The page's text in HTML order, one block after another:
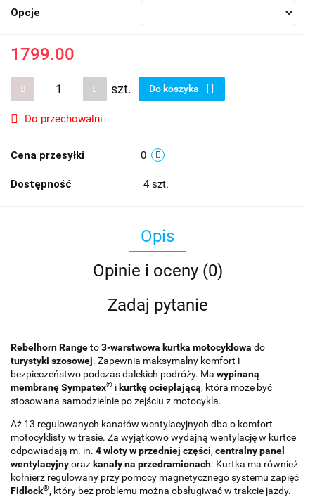
Opcje
1799.00
szt. Do koszyka
Do przechowalni
Cena przesyłki 0
Dostępność 4 szt.
Opis
Opinie i oceny (0)
Zadaj pytanie
Rebelhorn Rangeto3-warstwowa kurtka motocyklowa do
turystyki szosowej. Zapewnia maksymalny komfort i
bezpieczeństwo podczas dalekich podróży. Ma wypinaną
membranę Sympatex® i kurtkę ocieplającą, która może być
stosowana samodzielnie po zejściu z motocykla.
Aż 13 regulowanych kanałów wentylacyjnych dba o komfort
motocyklisty w trasie. Za wyjątkowo wydajną wentylację w kurtce
odpowiadają m. in. 4 wloty w przedniej części, centralny panel
wentylacyjnyoraz kanały na przedramionach. Kurtka ma również
kołnierz regulowany przy pomocy magnetycznego systemu zapięć
Fidlock®, który bez problemu można obsługiwać w trakcie jazdy.